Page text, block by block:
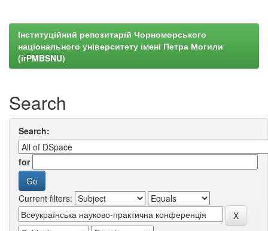
Інституційний репозитарій Чорноморського
національного університету імені Петра Могили
(irPMBSNU)
Search
Search:
for
Current filters: